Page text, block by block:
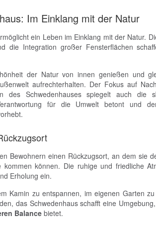
Im Einklang mit der Natur
ein Leben im Einklang mit der Natur.
die Integration großer Fensterflächen
der Natur von innen genießen und
aufrechterhalten. Der Fokus auf
des Schwedenhauses spiegelt auch die
für die Umwelt betont und
Bewohnern einen Rückzugsort, an dem sie
können. Die ruhige und friedliche
Erholung ein.
Kamin zu entspannen, im eigenen Garten
das Schwedenhaus schafft eine
Balance bietet.